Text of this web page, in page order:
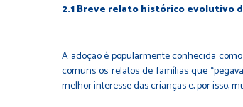
2.1 Breve relato histórico evolutivo
A adoção é popularmente conhecida
comuns os relatos de famílias que
melhor interesse das crianças e, por isso,